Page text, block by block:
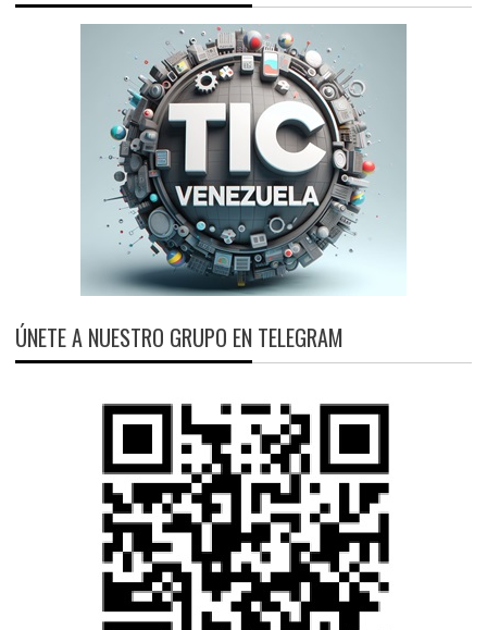
ÚNETE A NUESTRO GRUPO EN TELEGRAM